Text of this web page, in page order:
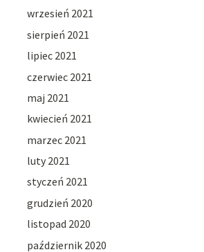
wrzesień 2021
sierpień 2021
lipiec 2021
czerwiec 2021
maj 2021
kwiecień 2021
marzec 2021
luty 2021
styczeń 2021
grudzień 2020
listopad 2020
październik 2020